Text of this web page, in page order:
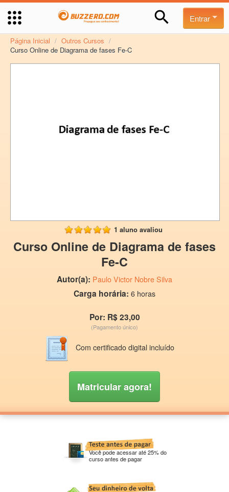
Entrar
Página Inicial / Outros Cursos /
Curso Online de Diagrama de fases Fe-C
1 aluno avaliou
Curso Online de Diagrama de fases
Fe-C
Autor(a): Paulo Victor Nobre Silva
Carga horária: 6 horas
Por: R$ 23,00
(Pagamento único)
Com certificado digital incluído
Matricular agora!
Você pode acessar até 25% do
curso antes de pagar